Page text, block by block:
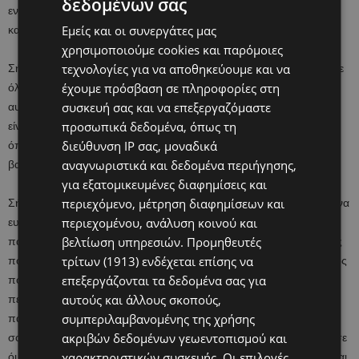
ενήλικες καθημερινά ξεχνούμε και θεωρούμε δεδομένη την
καθημερινότητά μας.
Σήμερα 1
Ιουνίου, Παγκόσμια Ημέρα Παιδιού, είναι αφιερωμένη σε
όλα τα παιδιά, για να μας θυμίζει, έστω για μια φορά τον χρόνο,
αυτό που μας διαφεύγει: τα παιδιά είναι φορείς δικαιωμάτων, ότι
είναι εδώ για να δώσουν μια άλλη προοπτική στον κόσμο. Και
όπως όλοι ξέρουμε, δυστυχώς, πάρα πολλά παιδιά στερούνται
βασικά τους δικαιώματα.
Σήμερα είναι η ευκαιρία να υπενθυμίσουμε, να ενημερώσουμε και να
ευαισθητοποιήσουμε την κοινωνία για τα θέματα που αφορούν το
παιδί και να κινητοποιήσουμε την πολιτεία για να αναλάβει δράσεις
που θα διασφαλίζουν όλα τα δικαιώματα για κάθε παιδί. Η περίοδος
που διανύσαμε ήταν δύσκολη. Ο εγκλεισμός στο σπίτι και τα
περιοριστικά μέτρα που πάρθηκαν για να αντιμετωπιστεί η
πανδημία του COVID-19, έφεραν στο προσκήνιο πολλά και
σοβαρά θέματα και άλλαξαν την καθημερινότητά μας. Μας βοήθησε
Εμείς και οι συνεργάτες μας
χρησιμοποιούμε cookies και παρόμοιες
τεχνολογίες για να αποθηκεύουμε και να
έχουμε πρόσβαση σε πληροφορίες στη
συσκευή σας και να επεξεργαζόμαστε
προσωπικά δεδομένα, όπως τη
διεύθυνση IP σας, μοναδικά
αναγνωριστικά και δεδομένα περιήγησης,
για εξατομικευμένες διαφημίσεις και
περιεχόμενο, μέτρηση διαφημίσεων και
περιεχομένου, ανάλυση κοινού και
βελτίωση υπηρεσιών. Προμηθευτές
τρίτων (1913) ενδέχεται επίσης να
επεξεργάζονται τα δεδομένα σας για
αυτούς και άλλους σκοπούς,
συμπεριλαμβανομένης της χρήσης
ακριβών δεδομένων γεωεντοπισμού και